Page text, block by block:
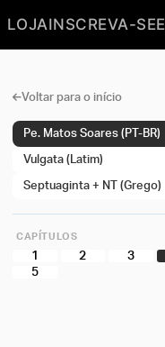
LOJAINSCREVA-SE
Voltar para o início
Pe. Matos Soares (PT-BR)
Vulgata (Latim)
Septuaginta + NT (Grego)
CAPÍTULOS
1 2 3
5